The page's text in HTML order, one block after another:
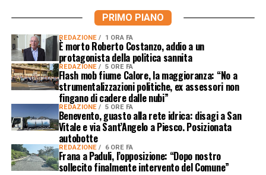
PRIMO PIANO
REDAZIONE 1 ORA FA
È morto Roberto Costanzo, addio a un
protagonista della politica sannita
REDAZIONE 5 ORE FA
Flash mob fiume Calore, la maggioranza: “No a
strumentalizzazioni politiche, ex assessori non
fingano di cadere dalle nubi”
REDAZIONE 5 ORE FA
Benevento, guasto alla rete idrica: disagi a San
Vitale e via Sant’Angelo a Piesco. Posizionata
autobotte
REDAZIONE 6 ORE FA
Frana a Paduli, l’opposizione: “Dopo nostro
sollecito finalmente intervento del Comune”